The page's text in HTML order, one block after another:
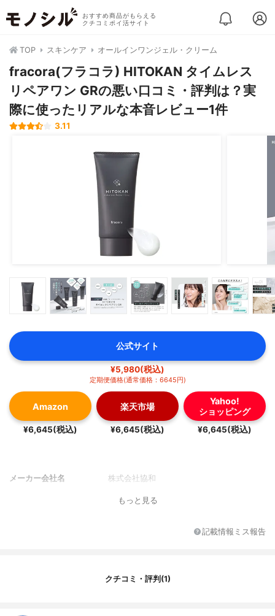
おすすめ商品がもらえる
クチコミポイ活サイト
TOP スキンケア オールインワンジェル・クリーム
fracora(フラコラ) HITOKAN タイムレス
リペアワン GRの悪い口コミ・評判は？実
際に使ったリアルな本音レビュー1件
3.11
公式サイト
¥5,980(税込)
定期便価格(通常価格：6645円)
Amazon
¥6,645(税込)
楽天市場
¥6,645(税込)
Yahoo!
ショッピング
¥6,645(税込)
メーカー会社名 株式会社協和
もっと見る
記載情報ミス報告
クチコミ・評判(1)